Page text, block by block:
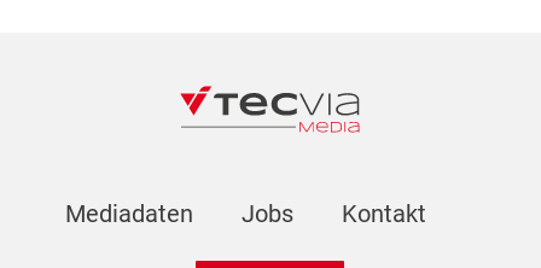
Mediadaten Jobs Kontakt